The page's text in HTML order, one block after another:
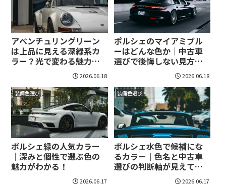
アベンチュリングリーン
は上品に見える深緑系カ
ラー？光で変わる魅力と
2026.06.18
ポルシェのマイアミブル
ーはどんな色か｜中古車
選びで後悔しない見方が
2026.06.18
装備色選び
ポルシェ緑の人気カラー
｜深みと個性で選ぶ色の
魅力がわかる！
2026.06.17
装備色選び
ポルシェ水色で候補にな
るカラー｜色名と中古車
選びの判断軸が見えてく
2026.06.17